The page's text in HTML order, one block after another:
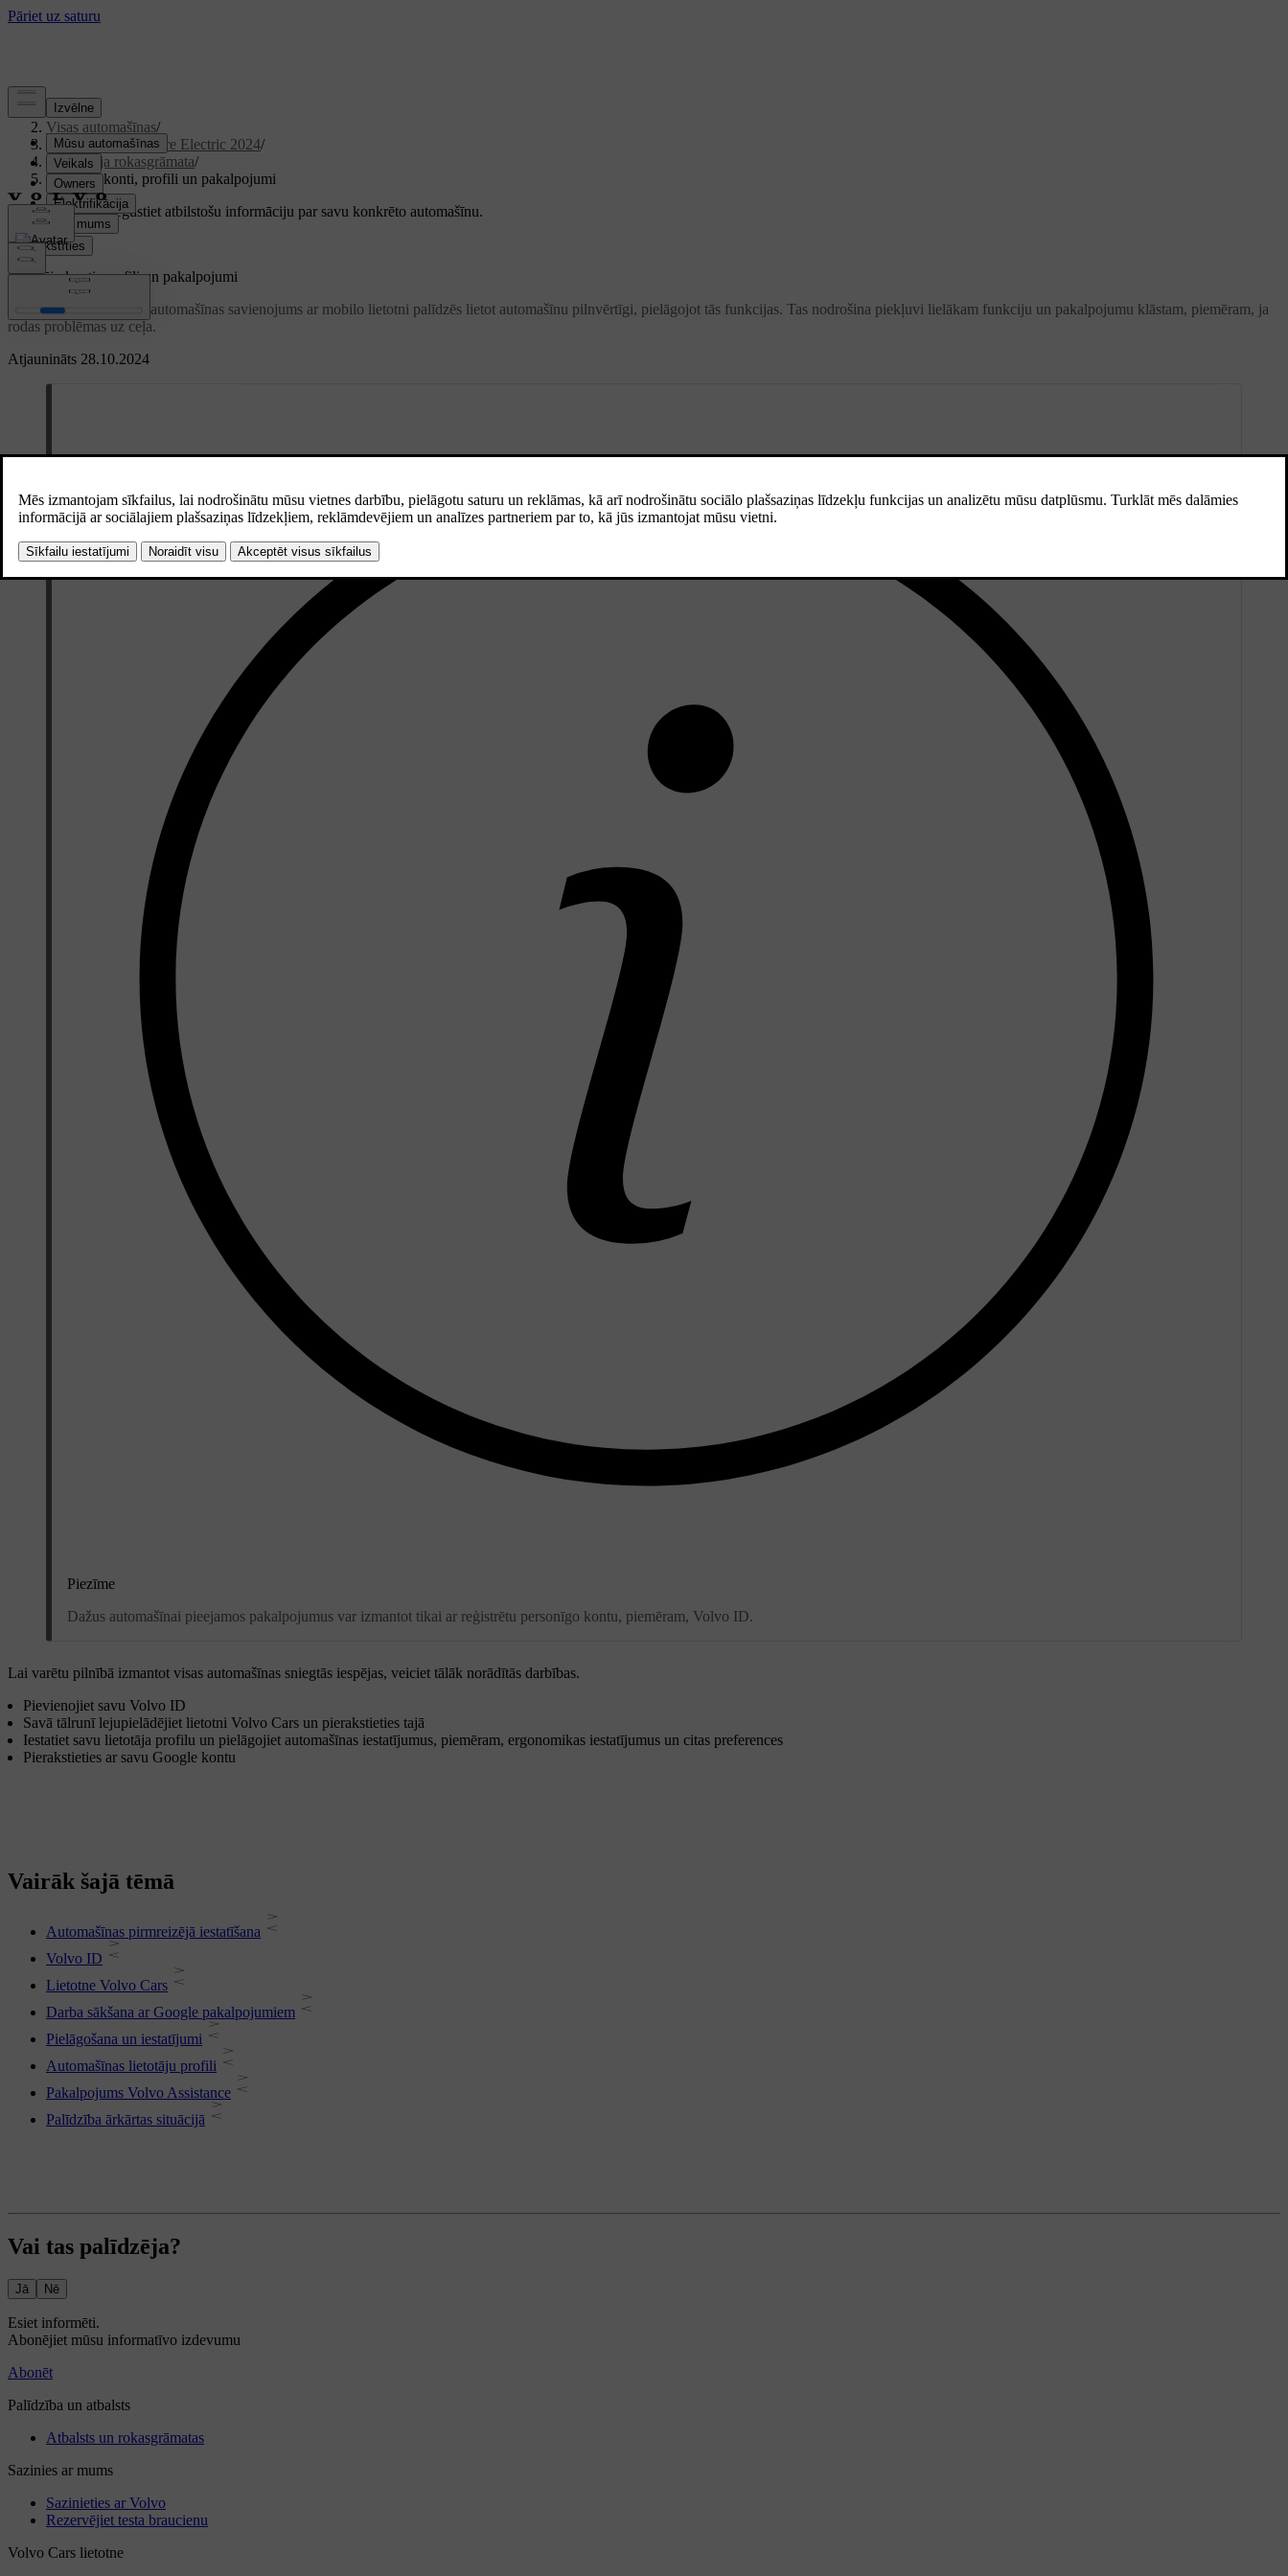
Atbalsts
Visas automašīnas/
XC40 Recharge Pure Electric 2024/
Lietotāja rokasgrāmata/
Lietotāju konti, profili un pakalpojumi
Pielāgots atbalstsIegūstiet atbilstošu informāciju par savu konkrēto automašīnu.
Pierakstīties
Atjaunināts 28.10.2024
Lietotāju konti, profili un pakalpojumi
Profilu izmantošana un automašīnas savienojums ar mobilo lietotni palīdzēs lietot automašīnu pilnvērtīgi, pielāgojot tās funkcijas. Tas nodrošina piekļuvi lielākam funkciju un pakalpojumu klāstam, piemēram, ja
rodas problēmas uz ceļa.
Piezīme
Dažus automašīnai pieejamos pakalpojumus var izmantot tikai ar reģistrētu personīgo kontu, piemēram, Volvo ID.
Lai varētu pilnībā izmantot visas automašīnas sniegtās iespējas, veiciet tālāk norādītās darbības.
Pievienojiet savu Volvo ID
Savā tālrunī lejupielādējiet lietotni Volvo Cars un pierakstieties tajā
Iestatiet savu lietotāja profilu un pielāgojiet automašīnas iestatījumus, piemēram, ergonomikas iestatījumus un citas preferences
Pierakstieties ar savu Google kontu
Vairāk šajā tēmā
Automašīnas pirmreizējā iestatīšana
Volvo ID
Lietotne Volvo Cars
Darba sākšana ar Google pakalpojumiem
Pielāgošana un iestatījumi
Automašīnas lietotāju profili
Pakalpojums Volvo Assistance
Palīdzība ārkārtas situācijā
Vai tas palīdzēja?
Jā Nē